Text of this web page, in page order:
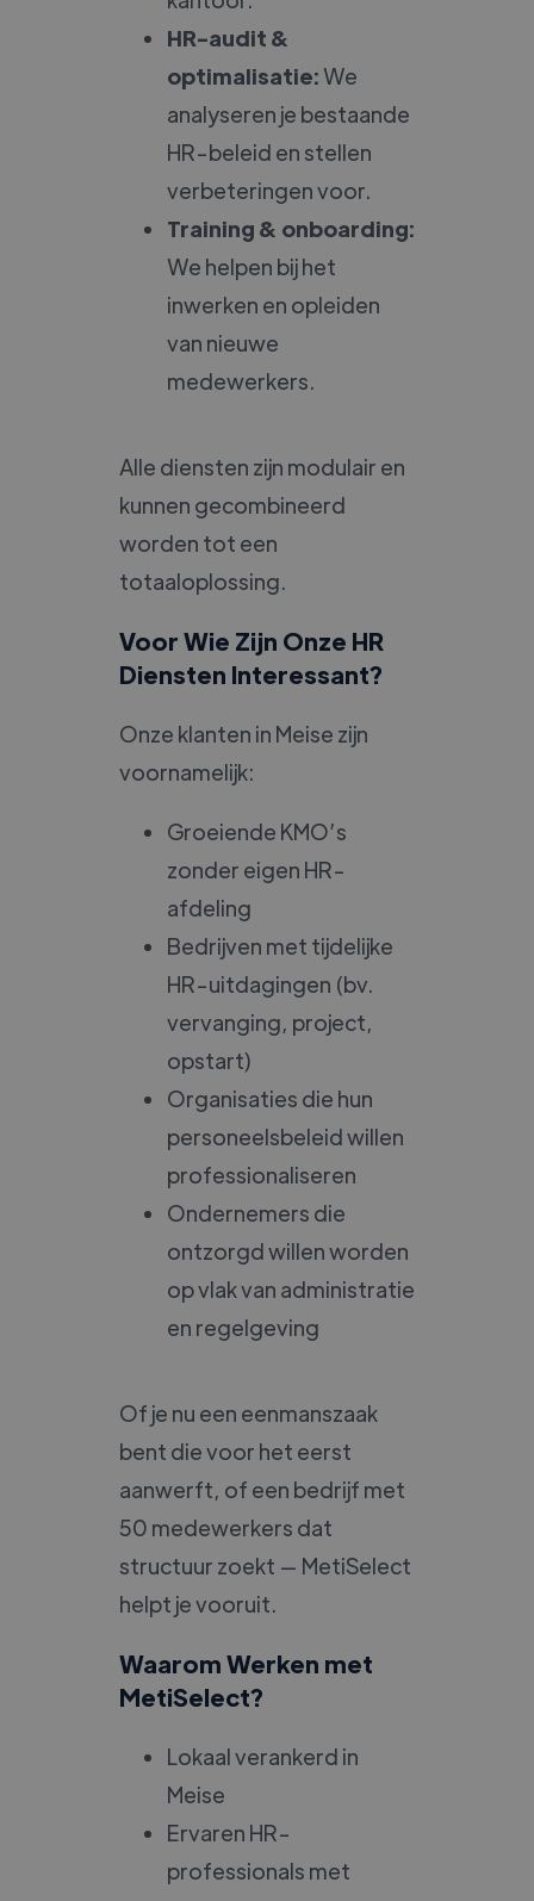
HR-audit &
optimalisatie:We
analyseren je bestaande
HR-beleid en stellen
verbeteringen voor.
Training & onboarding:
We helpen bij het
inwerken en opleiden
van nieuwe
medewerkers.
Alle diensten zijn modulair en
kunnen gecombineerd
worden tot een
totaaloplossing.
Voor Wie Zijn Onze HR
Diensten Interessant?
Onze klanten in Meise zijn
voornamelijk:
Groeiende KMO’s
zonder eigen HR-
afdeling
Bedrijven met tijdelijke
HR-uitdagingen (bv.
vervanging, project,
opstart)
Organisaties die hun
personeelsbeleid willen
professionaliseren
Ondernemers die
ontzorgd willen worden
op vlak van administratie
en regelgeving
Of je nu een eenmanszaak
bent die voor het eerst
aanwerft, of een bedrijf met
50 medewerkers dat
structuur zoekt — MetiSelect
helpt je vooruit.
Waarom Werken met
MetiSelect?
Lokaal verankerd in
Meise
Ervaren HR-
professionals met